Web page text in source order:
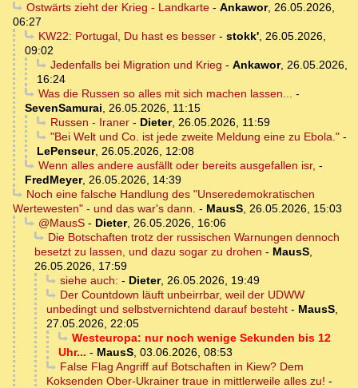
Ostwärts zieht der Krieg - Landkarte- Ankawor, 26.05.2026,
06:27
KW22: Portugal, Du hast es besser- stokk', 26.05.2026,
09:02
Jedenfalls bei Migration und Krieg - Ankawor, 26.05.2026,
16:24
Was die Russen so alles mit sich machen lassen... -
SevenSamurai, 26.05.2026, 11:15
Russen - Iraner- Dieter, 26.05.2026, 11:59
"Bei Welt und Co. ist jede zweite Meldung eine zu Ebola."-
LePenseur, 26.05.2026, 12:08
Wenn alles andere ausfällt oder bereits ausgefallen isr, -
FredMeyer, 26.05.2026, 14:39
Noch eine falsche Handlung des "Unseredemokratischen
Wertewesten" - und das war's dann. - MausS, 26.05.2026, 15:03
@MausS- Dieter, 26.05.2026, 16:06
Die Botschaften trotz der russischen Warnungen dennoch
besetzt zu lassen, und dazu sogar zu drohen - MausS,
26.05.2026, 17:59
siehe auch: - Dieter, 26.05.2026, 19:49
Der Countdown läuft unbeirrbar, weil der UDWW
unbedingt und selbstvernichtend darauf besteht - MausS,
27.05.2026, 22:05
Westeuropa: nur noch wenige Sekunden bis 12
Uhr... - MausS, 03.06.2026, 08:53
False Flag Angriff auf Botschaften in Kiew? Dem
Koksenden Ober-Ukrainer traue in mittlerweile alles zu! -